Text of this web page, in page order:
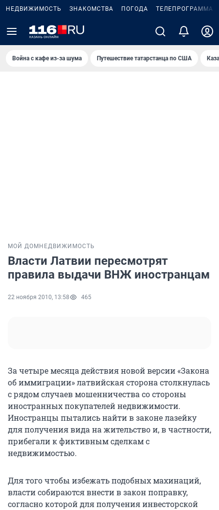
НЕДВИЖИМОСТЬ ЗНАКОМСТВА ПОГОДА ТЕЛЕПРОГРАММА
Война с кафе из-за шума Путешествие татарстанца по США
МОЙ ДОМ НЕДВИЖИМОСТЬ
Власти Латвии пересмотрят
правила выдачи ВНЖ иностранцам
22 ноября 2010, 13:58 465
За четыре месяца действия новой версии «Закона
об иммиграции» латвийская сторона столкнулась
с рядом случаев мошенничества со стороны
иностранных покупателей недвижимости.
Иностранцы пытались найти в законе лазейку
для получения вида на жительство и, в частности,
прибегали к фиктивным сделкам с
недвижимостью.
Для того чтобы избежать подобных махинаций,
власти собираются внести в закон поправку,
согласно которой для получения инвесторской